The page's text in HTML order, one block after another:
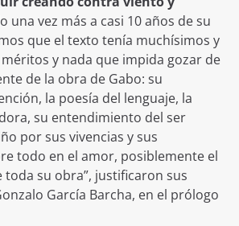
una vez más a casi 10 años de su
que el texto tenía muchísimos y
y nada que impida gozar de
de la obra de Gabo: su
la poesía del lenguaje, la
su entendimiento del ser
por sus vivencias y sus
todo en el amor, posiblemente el
su obra”, justificaron sus
García Barcha, en el prólogo